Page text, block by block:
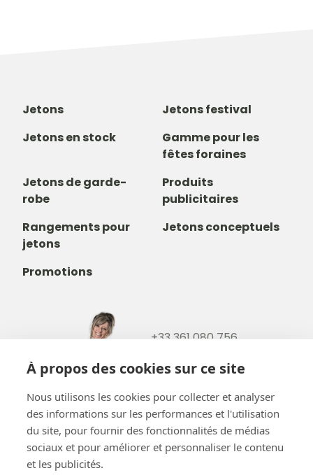
À propos des cookies sur ce site
Nous utilisons les cookies pour collecter et analyser
des informations sur les performances et l'utilisation
du site, pour fournir des fonctionnalités de médias
sociaux et pour améliorer et personnaliser le contenu
et les publicités.
Jetons
Jetons festival
Jetons en stock
Gamme pour les
fêtes foraines
Jetons de garde-
robe
Produits
publicitaires
Rangements pour
jetons
Jetons conceptuels
Promotions
+33 361 080 756
info@b-token.eu
Facebook
Instagram
YouTube
LinkedIn